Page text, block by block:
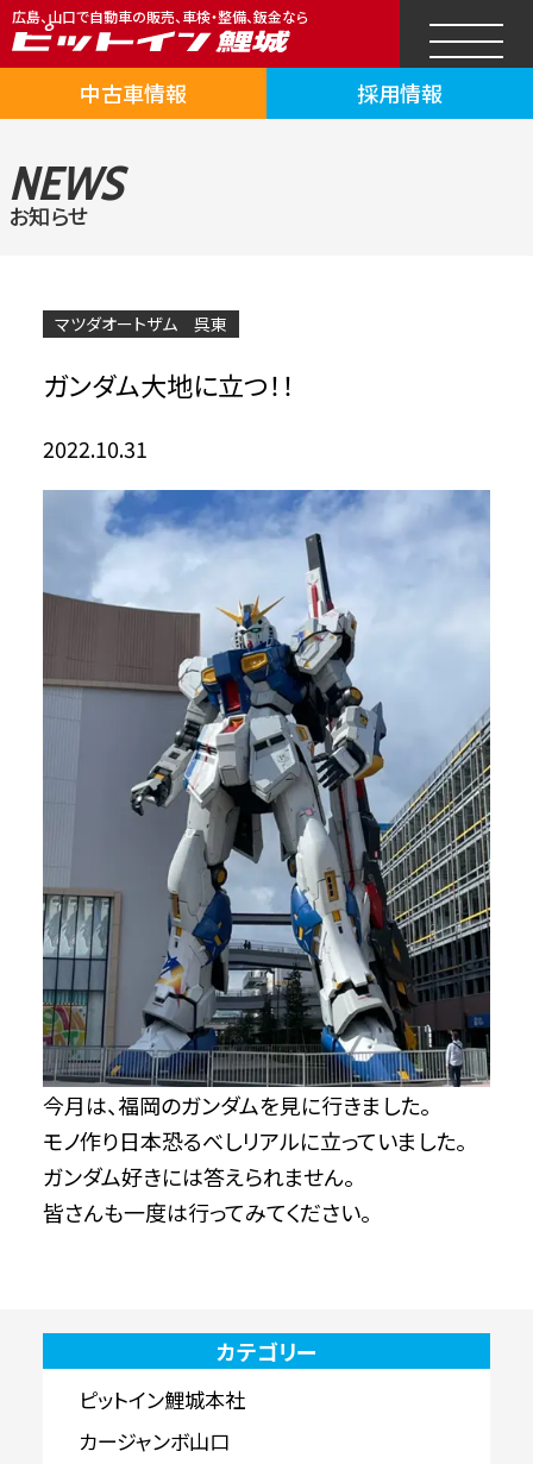
広島、山口で自動車の販売、車検・整備、鈑金なら
中古車情報 採用情報
NEWS
お知らせ
マツダオートザム 呉東
ガンダム大地に立つ！！
2022.10.31
今月は、福岡のガンダムを見に行きました。
モノ作り日本恐るべしリアルに立っていました。
ガンダム好きには答えられません。
皆さんも一度は行ってみてください。
カテゴリー
ピットイン鯉城本社
カージャンボ山口